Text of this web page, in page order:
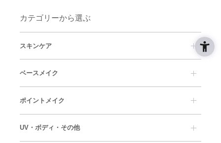
カテゴリーから選ぶ
スキンケア
クレンジング
洗顔料
乳液
美容液
クリーム
マッサージ
美容オイル
アイケア
リップケア
ベースメイク
ファンデーション
メイクアップベース
コンシーラー
ポイントメイク
アイメイク
リップメイク
チーク・フェイスカラー
UV・ボディ・その他